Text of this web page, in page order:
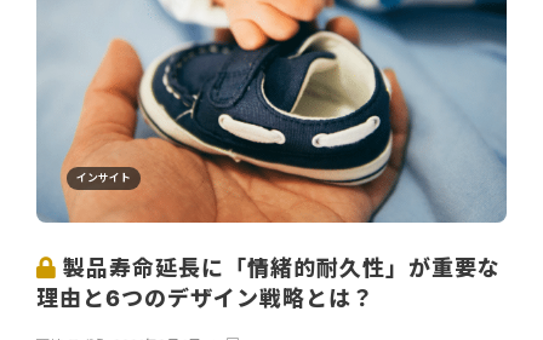
インサイト
製品寿命延長に「情緒的耐久性」が重要な
理由と6つのデザイン戦略とは？